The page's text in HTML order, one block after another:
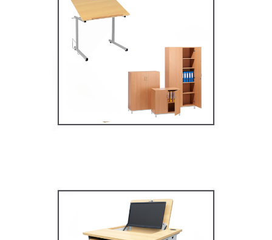
Mobilier secondaire /
supérieur
MOBILIER SCOLAIRE